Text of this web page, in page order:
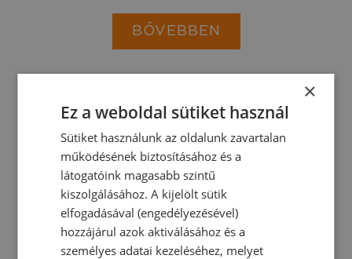
BŐVEBBEN
Süllyesztett Mélysugárzók (UGR<25)
×
Ez a weboldal sütiket használ
Sütiket használunk az oldalunk zavartalan
működésének biztosításához és a
látogatóink magasabb szintű
kiszolgálásához. A kijelölt sütik
elfogadásával (engedélyezésével)
hozzájárul azok aktiválásához és a
személyes adatai kezeléséhez, melyet